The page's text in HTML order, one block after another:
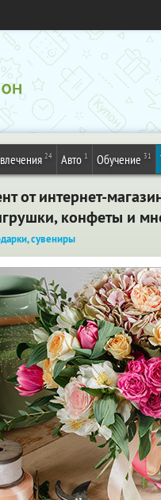
24 Авто 1 Обучение 31
от интернет-
конфеты и
сувениры